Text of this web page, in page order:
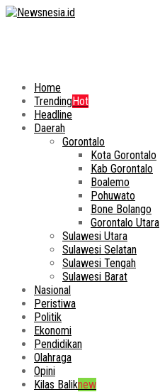
Home
TrendingHot
Headline
Daerah
Gorontalo
Kota Gorontalo
Kab Gorontalo
Boalemo
Pohuwato
Bone Bolango
Gorontalo Utara
Sulawesi Utara
Sulawesi Selatan
Sulawesi Tengah
Sulawesi Barat
Nasional
Peristiwa
Politik
Ekonomi
Pendidikan
Olahraga
Opini
Kilas Baliknew